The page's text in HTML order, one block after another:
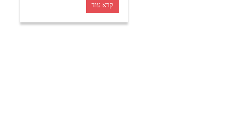
קרא עוד